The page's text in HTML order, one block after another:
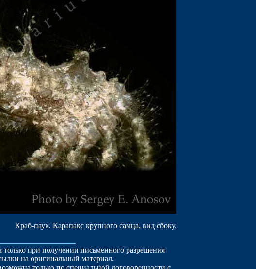
Краб-паук. Карапакс крупного самца, вид сбоку.
при получении письменного разрешения
на оригинальный материал.
только по специальной договоренности с